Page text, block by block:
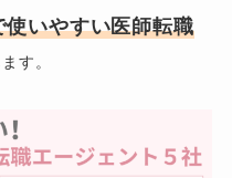
いやすい医師転職
す。